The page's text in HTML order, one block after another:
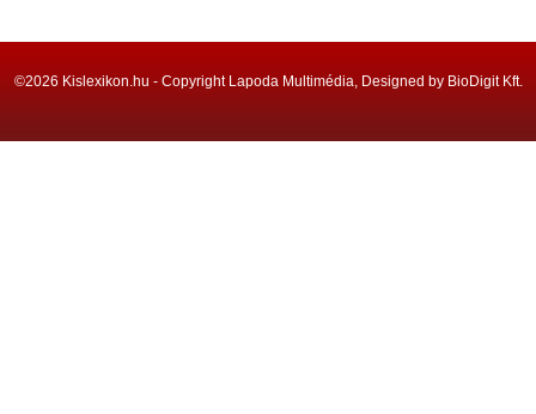
©2026 Kislexikon.hu - Copyright Lapoda Multimédia, Designed by BioDigit Kft.